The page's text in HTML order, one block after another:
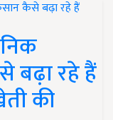
बढ़ा रहे हैं
की